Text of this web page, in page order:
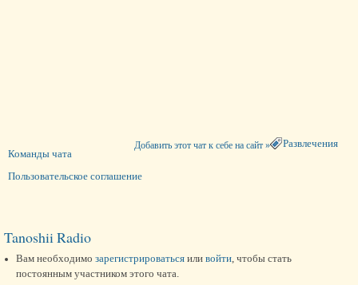
Развлечения
Добавить этот чат к себе на сайт »
Команды чата
Пользовательское соглашение
Tanoshii Radio
Вам необходимо зарегистрироваться или войти , чтобы стать
постоянным участником этого чата.